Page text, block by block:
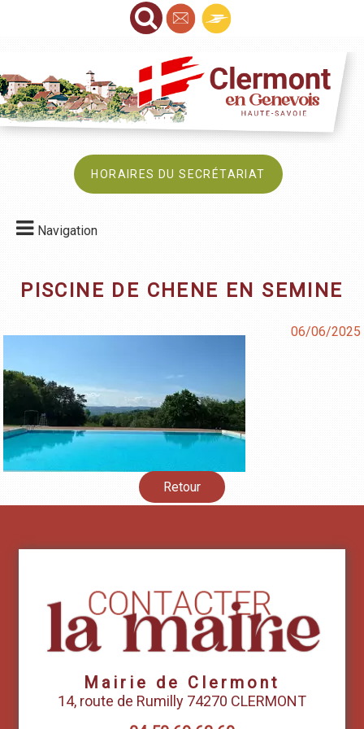
HORAIRES DU SECRÉTARIAT
Navigation
PISCINE DE CHENE EN SEMINE
06/06/2025
Retour
Mairie de Clermont
14, route de Rumilly 74270 CLERMONT